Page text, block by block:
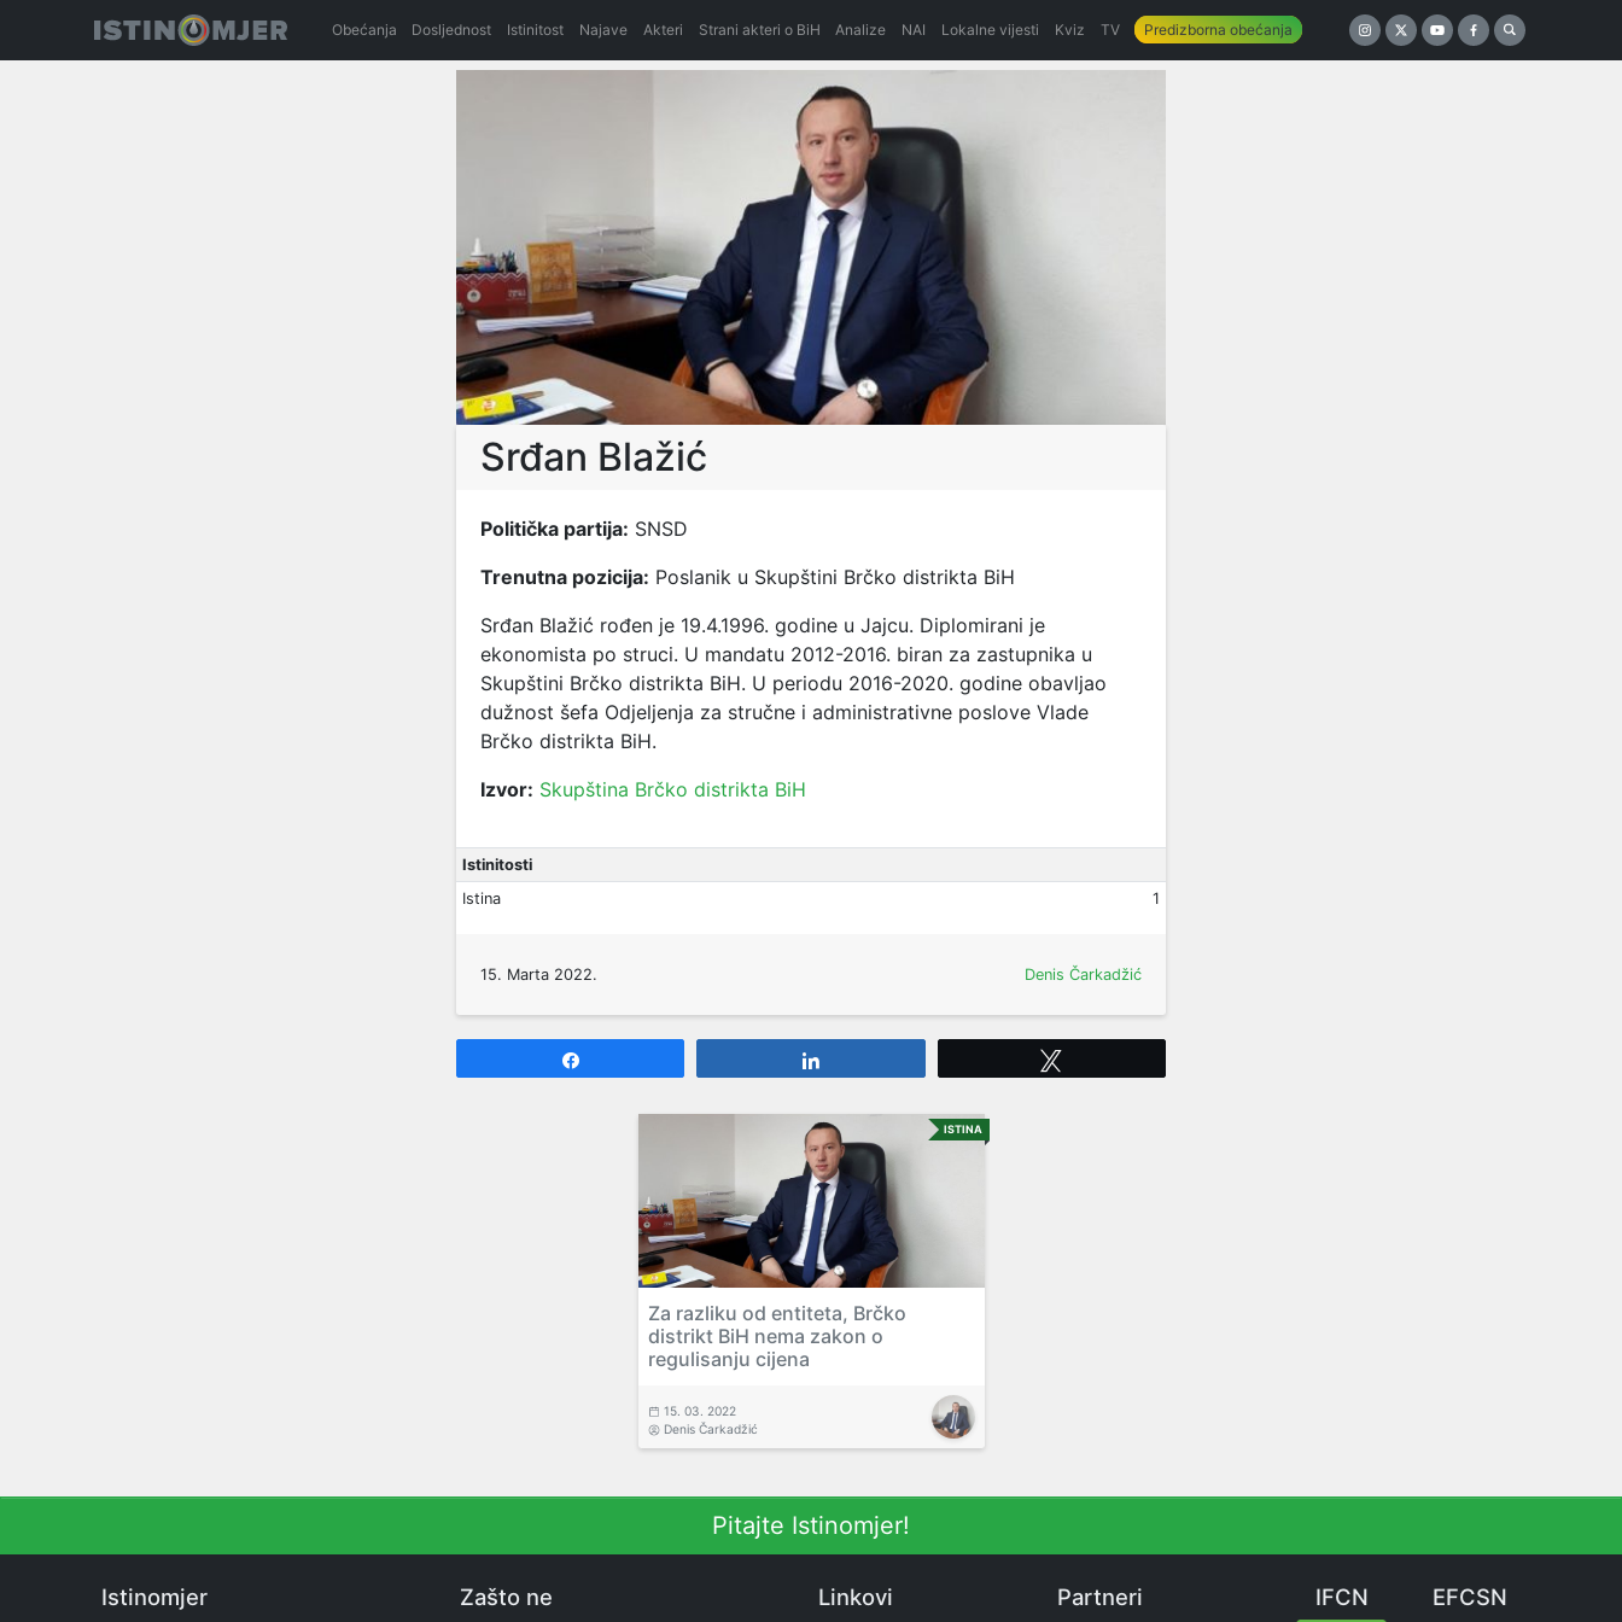
Obećanja Dosljednost Istinitost Najave Akteri Strani akteri o BiH Analize NAI Lokalne vijesti Kviz TV Predizborna obećanja
Srđan Blažić
Politička partija: SNSD
Trenutna pozicija: Poslanik u Skupštini Brčko distrikta BiH
Srđan Blažić rođen je 19.4.1996. godine u Jajcu. Diplomirani je
ekonomista po struci. U mandatu 2012-2016. biran za zastupnika u
Skupštini Brčko distrikta BiH. U periodu 2016-2020. godine obavljao
dužnost šefa Odjeljenja za stručne i administrativne poslove Vlade
Brčko distrikta BiH.
Izvor: Skupština Brčko distrikta BiH
Istinitosti
Istina
1
15. Marta 2022. Denis Čarkadžić
ISTINA
Za razliku od entiteta, Brčko
distrikt BiH nema zakon o
regulisanju cijena
15. 03. 2022
Denis Čarkadžić
Pitajte Istinomjer!
Istinomjer Zašto ne Linkovi Partneri IFCN EFCSN